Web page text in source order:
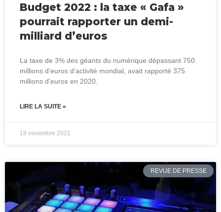
Budget 2022 : la taxe « Gafa »
pourrait rapporter un demi-
milliard d’euros
La taxe de 3% des géants du numérique dépassant 750
millions d’euros d’activité mondial, avait rapporté 375
millions d’euros en 2020.
LIRE LA SUITE »
19 novembre 2021
REVUE DE PRESSE